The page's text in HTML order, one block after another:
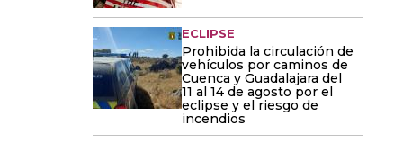
ECLIPSE
Prohibida la circulación de
vehículos por caminos de
Cuenca y Guadalajara del
11 al 14 de agosto por el
eclipse y el riesgo de
incendios